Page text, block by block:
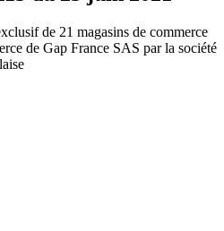
de 21 magasins de commerce
de Gap France SAS par la société